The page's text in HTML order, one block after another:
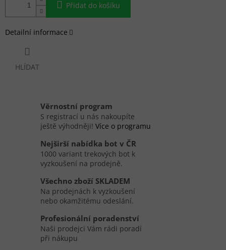
Přidat do košíku
Detailní informace
HLÍDAT
Věrnostní program
S registrací u nás nakoupíte
ještě výhodněji! Více o programu
Nejširší nabídka bot v ČR
1000 variant trekových bot k
vyzkoušení na prodejně.
Všechno zboží SKLADEM
Na prodejnách k vyzkoušení
nebo okamžitému odeslání.
Profesionální poradenství
Naši prodejci Vám rádi poradí
při nákupu